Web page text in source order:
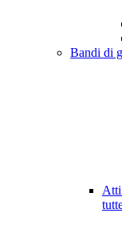
Bandi di
Atti